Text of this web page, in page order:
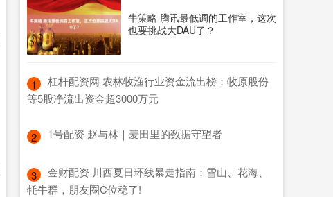
牛策略 腾讯最低调的工作室，这次
也要挑战大DAU了？
1
​杠杆配资网 农林牧渔行业资金流出榜：牧原股份
等5股净流出资金超3000万元
2 ​1号配资 赵与林｜麦田里的数据守望者
3
​金财配资 川西夏日环线暴走指南：雪山、花海、
牦牛群，朋友圈C位稳了!